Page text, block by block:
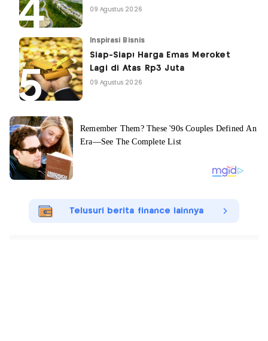
09 Agustus 2026
Inspirasi Bisnis
Siap-Siap! Harga Emas Meroket
Lagi di Atas Rp3 Juta
09 Agustus 2026
Telusuri berita finance lainnya